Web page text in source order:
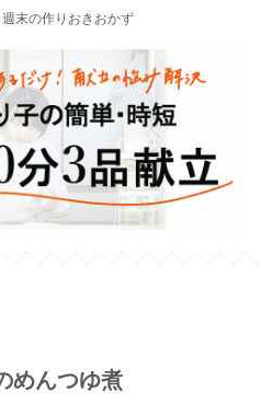
末の作りおきおかず
めんつゆ煮